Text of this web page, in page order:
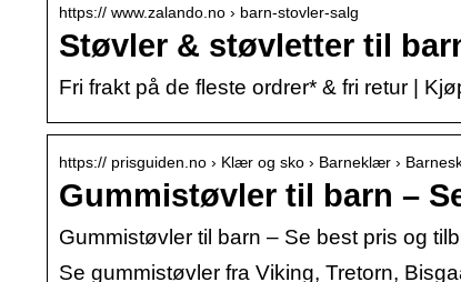
https:// www.zalando.no › barn-stovler-salg
Støvler & støvletter til
Fri frakt på de fleste ordrer* & fri retur |
https:// prisguiden.no › Klær og sko › Barneklær ›
Gummistøvler til barn –
Gummistøvler til barn – Se best pris og
Se gummistøvler fra Viking, Tretorn,